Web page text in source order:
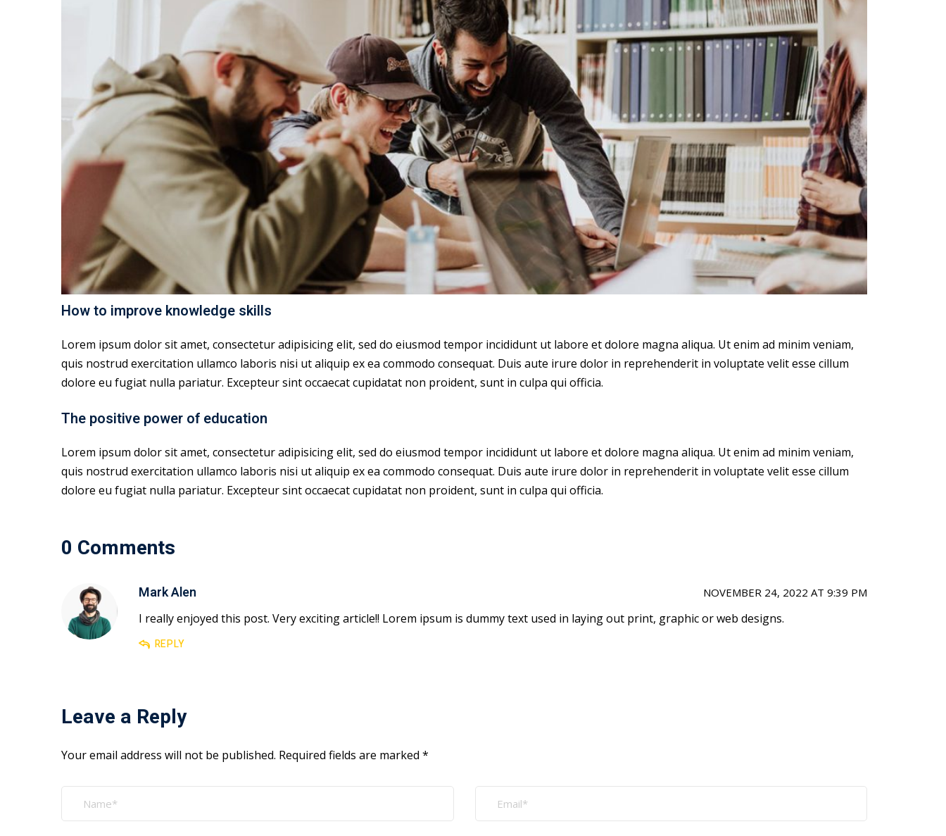
How to improve knowledge skills
Lorem ipsum dolor sit amet, consectetur adipisicing elit, sed do eiusmod tempor incididunt ut labore et dolore magna aliqua. Ut enim ad minim veniam,
quis nostrud exercitation ullamco laboris nisi ut aliquip ex ea commodo consequat. Duis aute irure dolor in reprehenderit in voluptate velit esse cillum
dolore eu fugiat nulla pariatur. Excepteur sint occaecat cupidatat non proident, sunt in culpa qui officia.
The positive power of education
Lorem ipsum dolor sit amet, consectetur adipisicing elit, sed do eiusmod tempor incididunt ut labore et dolore magna aliqua. Ut enim ad minim veniam,
quis nostrud exercitation ullamco laboris nisi ut aliquip ex ea commodo consequat. Duis aute irure dolor in reprehenderit in voluptate velit esse cillum
dolore eu fugiat nulla pariatur. Excepteur sint occaecat cupidatat non proident, sunt in culpa qui officia.
0 Comments
Mark Alen NOVEMBER 24, 2022 AT 9:39 PM
I really enjoyed this post. Very exciting article!! Lorem ipsum is dummy text used in laying out print, graphic or web designs.
REPLY
Leave a Reply
Your email address will not be published. Required fields are marked *